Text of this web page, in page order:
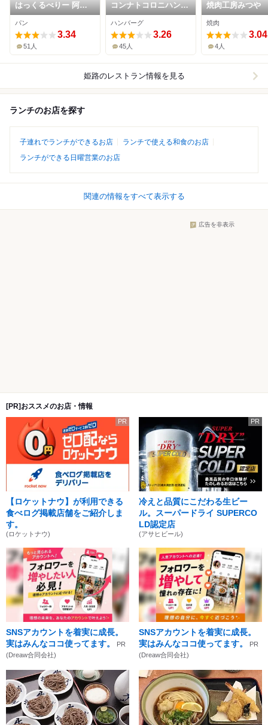
はっくるべりー 阿成
店ブーランジェリー
パン
3.34
51人
コンナトコロニハンバ
ーグ 姫路飾磨店
ハンバーグ
3.26
45人
焼肉工房みつや
焼肉
3.04
4人
姫路のレストラン情報を見る
ランチのお店を探す
子連れでランチができるお店
ランチで使える和食のお店
ランチができる日曜営業のお店
関連の情報をすべて表示する
広告を非表示
[PR]おススメのお店・情報
PR
【ロケットナウ】が利用できる
食べログ掲載店舗をご紹介しま
す。
(ロケットナウ)
PR
冷えと品質にこだわる生ビー
ル。スーパードライ SUPERCO
LD認定店
(アサヒビール)
SNSアカウントを着実に成長。
実はみんなココ使ってます。
PR
(Dreaw合同会社)
SNSアカウントを着実に成長。
実はみんなココ使ってます。
PR
(Dreaw合同会社)